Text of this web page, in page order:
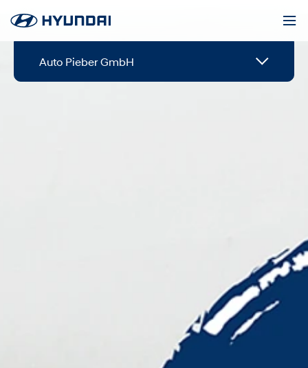
Auto Pieber GmbH